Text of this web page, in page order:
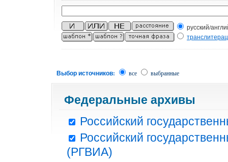
русский/
Выбор источников: все выбранные
Федеральные архивы
Российский
Российский
(РГВИА)